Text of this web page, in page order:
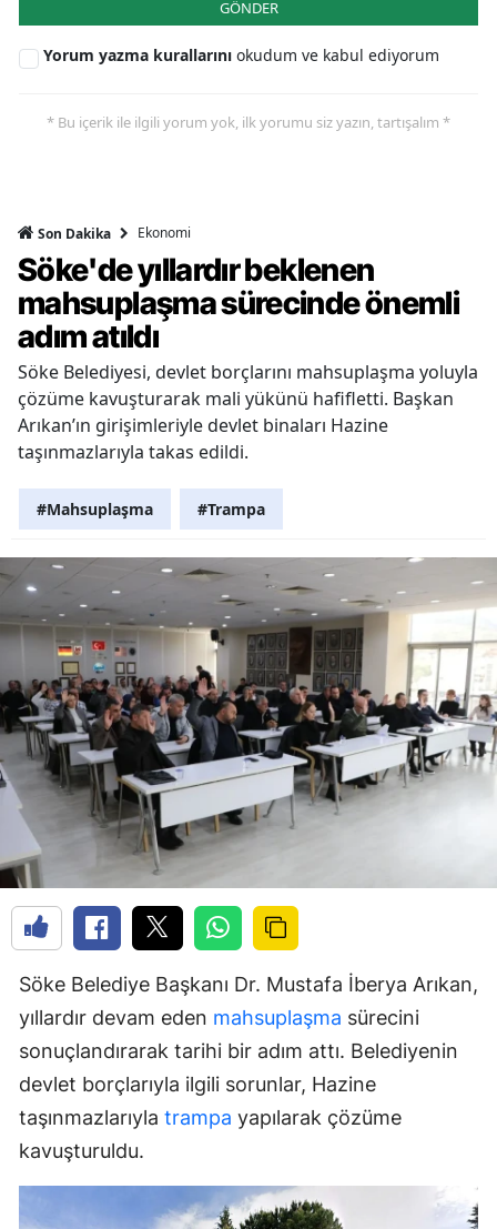
GÖNDER
Yorum yazma kurallarını okudum ve kabul ediyorum
* Bu içerik ile ilgili yorum yok, ilk yorumu siz yazın, tartışalım *
Son Dakika Ekonomi
Söke'de yıllardır beklenen
mahsuplaşma sürecinde önemli
adım atıldı
Söke Belediyesi, devlet borçlarını mahsuplaşma yoluyla
çözüme kavuşturarak mali yükünü hafifletti. Başkan
Arıkan’ın girişimleriyle devlet binaları Hazine
taşınmazlarıyla takas edildi.
#Mahsuplaşma #Trampa
Söke Belediye Başkanı Dr. Mustafa İberya Arıkan,
yıllardır devam eden mahsuplaşma sürecini
sonuçlandırarak tarihi bir adım attı. Belediyenin
devlet borçlarıyla ilgili sorunlar, Hazine
taşınmazlarıyla trampa yapılarak çözüme
kavuşturuldu.